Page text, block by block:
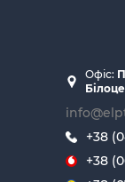
Офіс:
+38
+38